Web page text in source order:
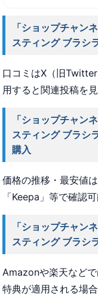
「ショップチャン
スティング ブラシ
口コミはX（旧
用すると関連投稿を
「ショップチャン
スティング ブラシ
購入
価格の推移・最安値
「Keepa」等で確認
「ショップチャン
スティング ブラシ
Amazonや楽天など
特典が適用される場